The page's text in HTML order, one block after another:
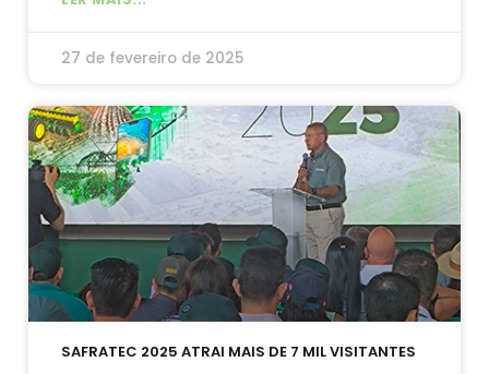
27 de fevereiro de 2025
SAFRATEC 2025 ATRAI MAIS DE 7 MIL VISITANTES